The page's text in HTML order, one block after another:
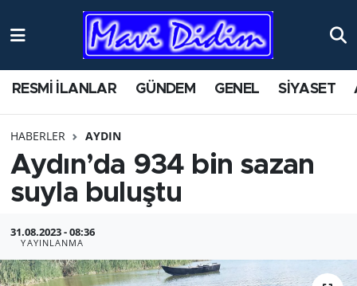
RESMİ İLANLAR GÜNDEM GENEL SİYASET
HABERLER AYDIN
Aydın’da 934 bin sazan
suyla bu­luş­tu
31.08.2023 - 08:36
YAYINLANMA
ANTİK YERLER
AYDIN
BİLİM VE TEKNOLOJİ
EĞİTİM
Nöbetçi Eczaneler
Namaz Vakitleri
Trafik Durumu
Tüm Manşetler